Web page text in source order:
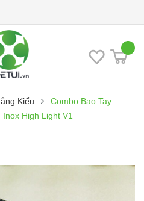
Kiểu
Combo Bao Tay
High Light V1